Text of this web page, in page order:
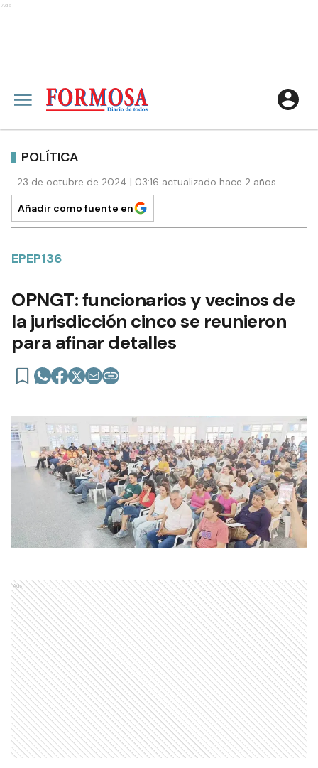
Ads
POLÍTICA
23 de octubre de 2024 | 03:16 actualizado hace 2 años
Añadir como fuente en
EPEP136
OPNGT: funcionarios y vecinos de
la jurisdicción cinco se reunieron
para afinar detalles
Ads